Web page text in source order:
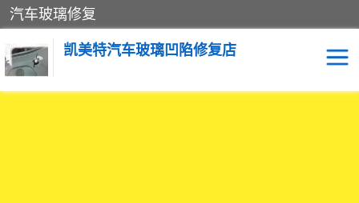
汽车玻璃修复
凯美特汽车玻璃凹陷修复店